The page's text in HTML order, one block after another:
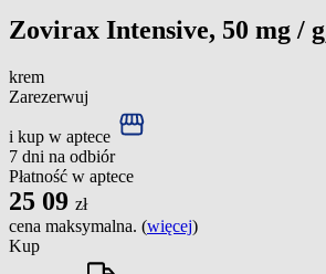
Zovirax Intensive, 50 mg /
krem
Zarezerwuj
i kup w aptece
7 dni na odbiór
Płatność w aptece
25 09 zł
cena maksymalna. (więcej)
Kup